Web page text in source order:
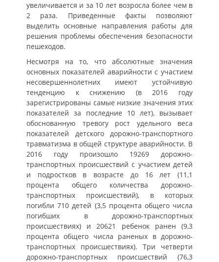
увеличивается и за 10 лет возросла более чем в
2 раза. Приведенные факты позволяют
выделить основные направления работы для
решения проблемы обеспечения безопасности
пешеходов.
Несмотря на то, что абсолютные значения
основных показателей аварийности с участием
несовершеннолетних имеют устойчивую
тенденцию к снижению (в 2016 году
зарегистрированы самые низкие значения этих
показателей за последние 10 лет), вызывает
обоснованную тревогу рост удельного веса
показателей детского дорожно-транспортного
травматизма в общей структуре аварийности. В
2016 году произошло 19269 дорожно-
транспортных происшествий с участием детей
и подростков в возрасте до 16 лет (11,1
процента общего количества дорожно-
транспортных происшествий), в которых
погибли 710 детей (3,5 процента общего числа
погибших в дорожно-транспортных
происшествиях) и 20621 ребенок ранен (9,3
процента общего числа раненых в дорожно-
транспортных происшествиях). Три четверти
дорожно-транспортных происшествий (76,3